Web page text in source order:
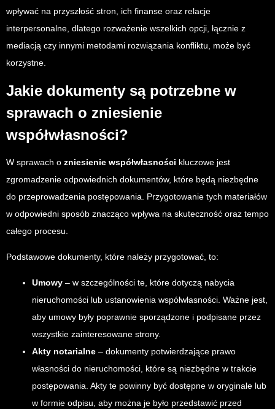
wpływać na przyszłość stron, ich finanse oraz relacje
interpersonalne, dlatego rozważenie wszelkich opcji, łącznie z
mediacją czy innymi metodami rozwiązania konfliktu, może być
korzystne.
Jakie dokumenty są potrzebne w
sprawach o zniesienie
współwłasności?
W sprawach o zniesienie współwłasności kluczowe jest
zgromadzenie odpowiednich dokumentów, które będą niezbędne
do przeprowadzenia postępowania. Przygotowanie tych materiałów
w odpowiedni sposób znacząco wpływa na skuteczność oraz tempo
całego procesu.
Podstawowe dokumenty, które należy przygotować, to:
Umowy – w szczególności te, które dotyczą nabycia
nieruchomości lub ustanowienia współwłasności. Ważne jest,
aby umowy były poprawnie sporządzone i podpisane przez
wszystkie zainteresowane strony.
Akty notarialne – dokumenty potwierdzające prawo
własności do nieruchomości, które są niezbędne w trakcie
postępowania. Akty te powinny być dostępne w oryginale lub
w formie odpisu, aby można je było przedstawić przed